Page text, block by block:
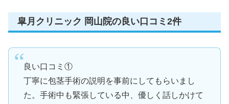
皐月クリニック 岡山院の良い口コミ2件
良い口コミ①
丁寧に包茎手術の説明を事前にしてもらいまし
た。手術中も緊張している中、優しく話しかけて